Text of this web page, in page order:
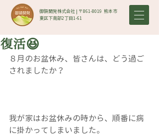
御領開発株式会社 | 〒861-8019​ 熊本市
東区下南部2丁目1-61
復活😆
８月のお盆休み、皆さんは、どう過ご
されましたか？
我が家はお盆休みの時から、順番に病
に掛かってしまいました。